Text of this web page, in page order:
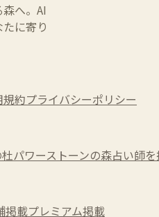
へ。AI
に寄り
約プライバシーポリシー
パワーストーンの森占い師
掲載プレミアム掲載